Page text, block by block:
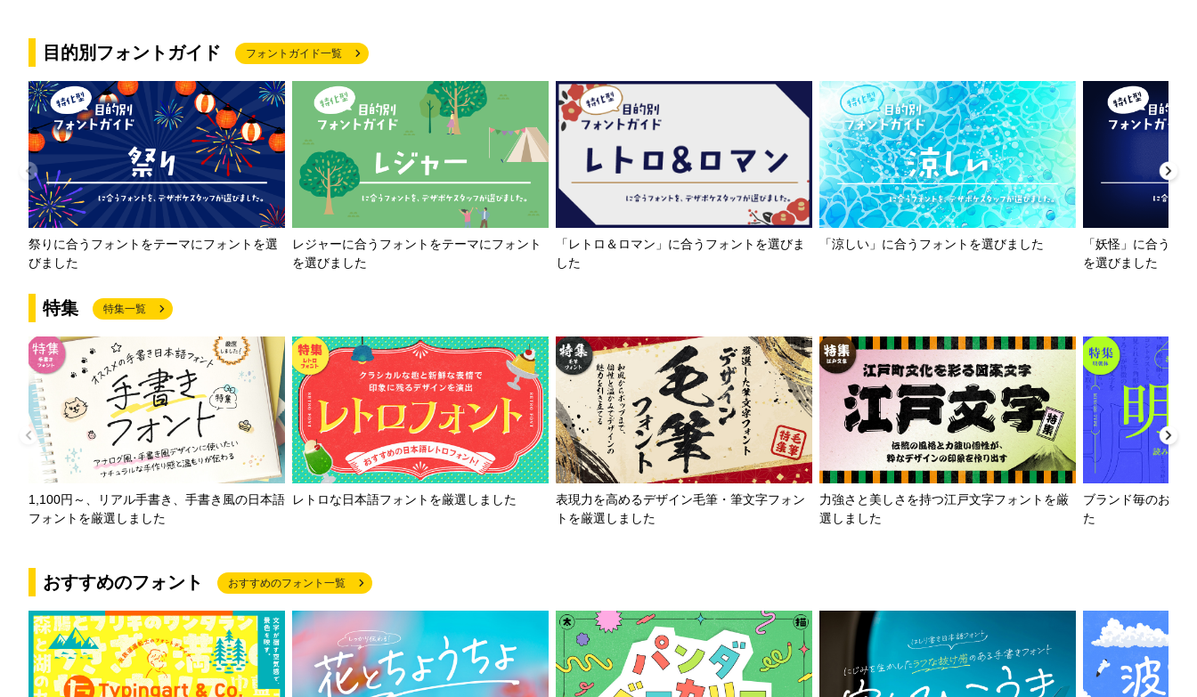
目的別フォントガイド フォントガイド一覧
祭りに合うフォントをテーマにフォントを選
びました
レジャーに合うフォントをテーマにフォント
を選びました
「レトロ＆ロマン」に合うフォントを選びま
した
「涼しい」に合うフォントを選びました
「妖怪」に合うフ
を選びました
特集 特集一覧
1,100円～、リアル手書き、手書き風の日本語
フォントを厳選しました
レトロな日本語フォントを厳選しました
表現力を高めるデザイン毛筆・筆文字フォン
トを厳選しました
力強さと美しさを持つ江戸文字フォントを厳
選しました
ブランド毎のおす
た
おすすめのフォント おすすめのフォント一覧